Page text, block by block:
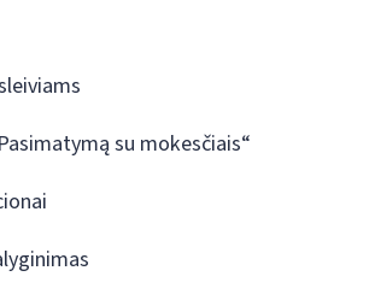
su mokesčiais“